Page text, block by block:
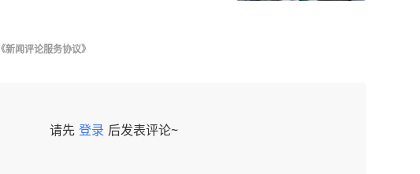
《新闻评论服务协议》
请先 登录 后发表评论~